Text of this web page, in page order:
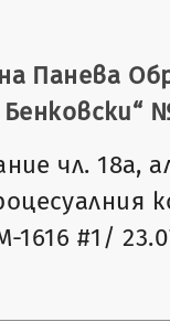
Панева
Бенковски“
чл. 18а,
#1/